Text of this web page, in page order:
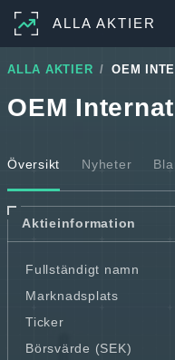
ALLA AKTIER
ALLA AKTIER OEM
OEM
Översikt Nyheter
Aktieinformation
Fullständigt namn
Marknadsplats
Ticker
Börsvärde (SEK)